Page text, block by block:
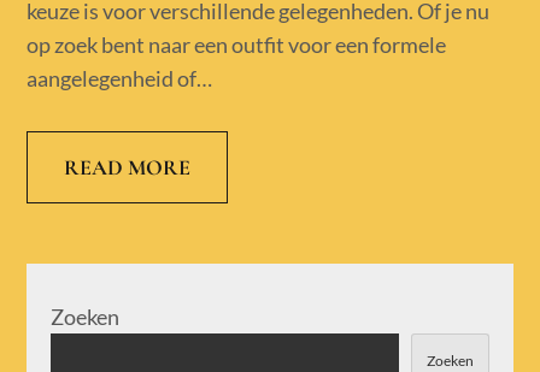
keuze is voor verschillende gelegenheden. Of je nu
op zoek bent naar een outfit voor een formele
aangelegenheid of…
READ MORE
Zoeken
Zoeken